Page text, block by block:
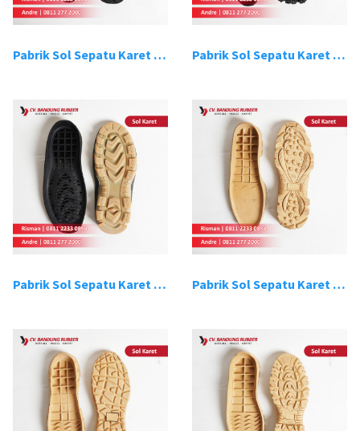
Pabrik Sol Sepatu Karet Bandung 15 Pabrik Sol Sepatu Karet Bandung 16
Pabrik Sol Sepatu Karet Bandung 17 Pabrik Sol Sepatu Karet Bandung 18